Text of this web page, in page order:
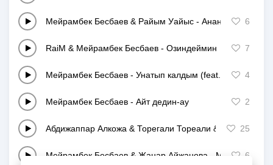
Мейрамбек Бесбаев & Райым Уайыс - Анана конырау
6
RaiM & Мейрамбек Бесбаев - Озиндеймин 7
Мейрамбек Бесбаев - Унатып калдым (feat. Mirjan)
4
Мейрамбек Бесбаев - Айт дедин-ау 2
Абдижаппар Алкожа & Торегали Тореали & Мейрамбек
25
Мейрамбек Бесбаев & Жанар Айжанова Махаббат
6